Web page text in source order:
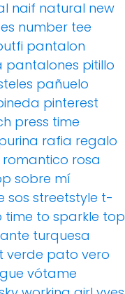
naif natural new
number tee
pantalon
pantalones pitillo
pañuelo
pinterest
press time
rafia regalo
romantico rosa
sobre mí
sos streetstyle t-
time to sparkle top
turquesa
verde pato vero
vótame